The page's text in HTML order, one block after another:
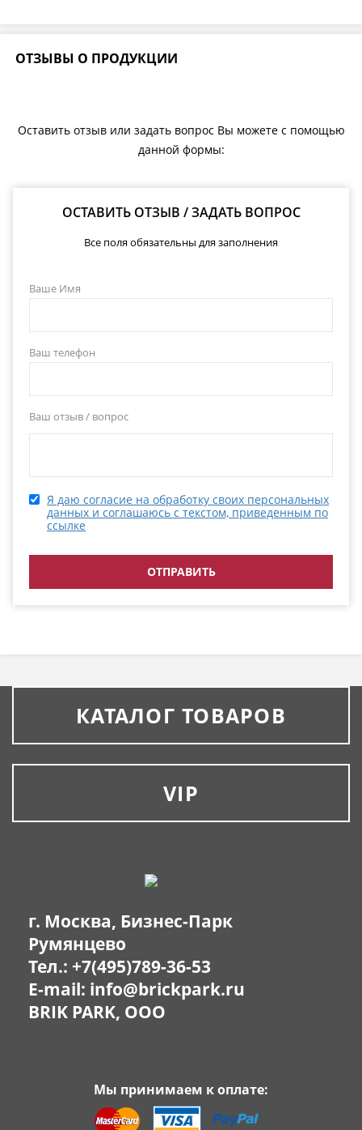
ОТЗЫВЫ О ПРОДУКЦИИ
Оставить отзыв или задать вопрос Вы можете с помощью
данной формы:
ОСТАВИТЬ ОТЗЫВ / ЗАДАТЬ ВОПРОС
Все поля обязательны для заполнения
Ваше Имя
Ваш телефон
Ваш отзыв / вопрос
Я даю согласие на обработку своих персональных
данных и соглашаюсь с текстом, приведенным по
ссылке
КАТАЛОГ ТОВАРОВ
VIP
г. Москва, Бизнес-Парк
Румянцево
Тел.: +7(495)789-36-53
E-mail: info@brickpark.ru
BRIK PARK, OOO
Мы принимаем к оплате: